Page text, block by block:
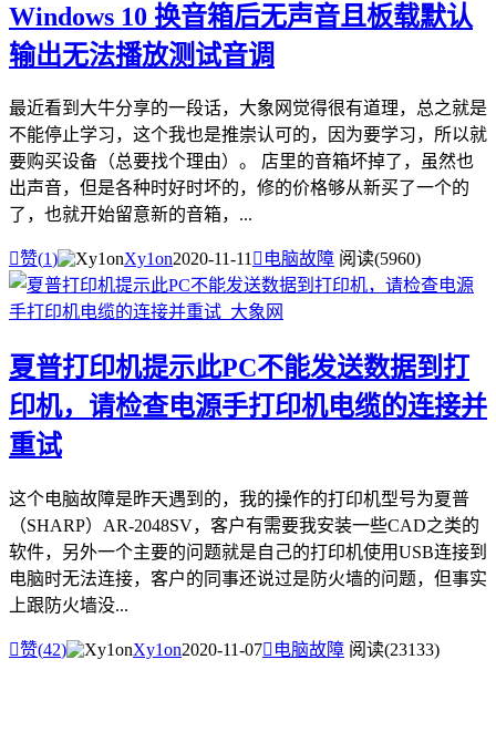
Windows 10 换音箱后无声音且板载默认
输出无法播放测试音调
最近看到大牛分享的一段话，大象网觉得很有道理，总之就是
不能停止学习，这个我也是推崇认可的，因为要学习，所以就
要购买设备（总要找个理由）。 店里的音箱坏掉了，虽然也
出声音，但是各种时好时坏的，修的价格够从新买了一个的
了，也就开始留意新的音箱，...
赞(1) Xy1on2020-11-11 电脑故障 阅读(5960)
夏普打印机提示此PC不能发送数据到打
印机，请检查电源手打印机电缆的连接并
重试
这个电脑故障是昨天遇到的，我的操作的打印机型号为夏普
（SHARP）AR-2048SV，客户有需要我安装一些CAD之类的
软件，另外一个主要的问题就是自己的打印机使用USB连接到
电脑时无法连接，客户的同事还说过是防火墙的问题，但事实
上跟防火墙没...
赞(42) Xy1on2020-11-07 电脑故障 阅读(23133)